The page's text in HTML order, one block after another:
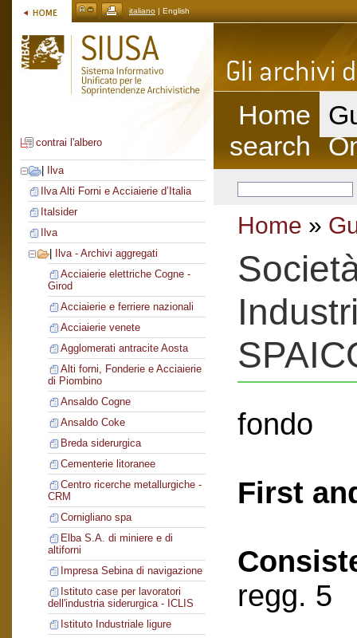
italiano | English
contrai l'albero
Ilva
Ilva Alti Forni e Acciaierie d’Italia
Italsider
Ilva
Ilva - Archivi aggregati
Acciaierie elettriche Cogne -
Girod
Acciaierie e ferriere nazionali
Acciaierie venete
Agglomerati antracite Aosta
Alti forni, Fonderie e Acciaierie
di Piombino
Ansaldo Cogne
Ansaldo Coke
Breda siderurgica
Cementerie litoranee
Centro ricerche metallurgiche -
CRM
Cornigliano spa
Elba S.A. di miniere e di
altiforni
Impresa Sebina di navigazione
Istituto case per lavoratori
dell'industria siderurgica - ICLIS
Istituto Industriale ligure
Home
search
Home »
fondo
First
regg. 5